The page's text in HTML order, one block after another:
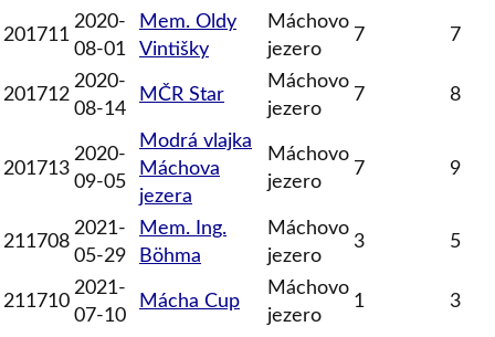
201711
2020-
08-01
Mem. Oldy
Vintišky
Máchovo
jezero
7 7
201712
2020-
08-14
MČR Star
Máchovo
jezero
7 8
201713
2020-
09-05
Modrá vlajka
Máchova
jezera
Máchovo
jezero
7 9
211708
2021-
05-29
Mem. Ing.
Böhma
Máchovo
jezero
3 5
211710
2021-
07-10
Mácha Cup
Máchovo
jezero
1 3